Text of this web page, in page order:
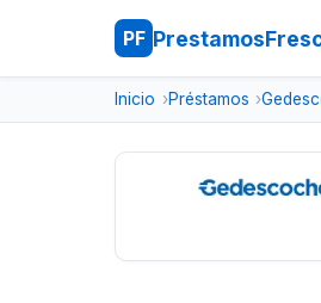
PF
Inicio Préstamos